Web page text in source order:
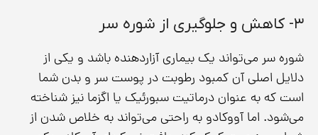
۳- کاهش و جلوگیری از شوره سر
شوره سر می‌تواند یک بیماری آزاردهنده باشد و یکی از
دلایل اصلی آن کمبود رطوبت در پوست سر و بدن شما
است که به عنوان درماتیت سبورئیک یا اگزما نیز شناخته
می‌شود. اما آووکادو به راحتی می‌تواند به خلاص شدن از